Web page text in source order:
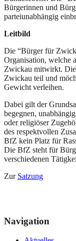
Bürgerinnen und
parteiunabhängig
Leitbild
Die “Bürger für
Organisation, welche
Zwickau mitwirkt.
Zwickau teil und
Gewicht verleihen.
Dabei gilt der
begegnen,
oder religiöser
des respektvollen
BfZ kein Platz für
Die BfZ steht für
verschiedenen
Zur Satzung
Navigation